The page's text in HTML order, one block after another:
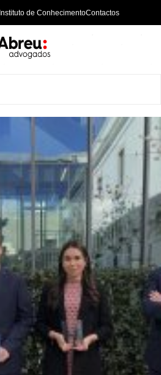
Instituto de ConhecimentoContactos